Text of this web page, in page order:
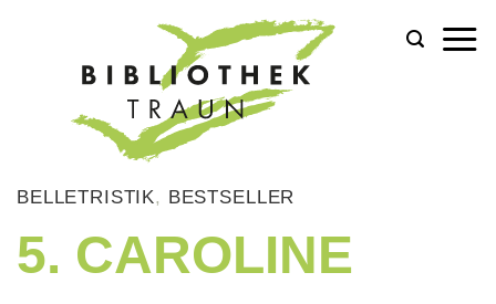
BELLETRISTIK, BESTSELLER
5. CAROLINE